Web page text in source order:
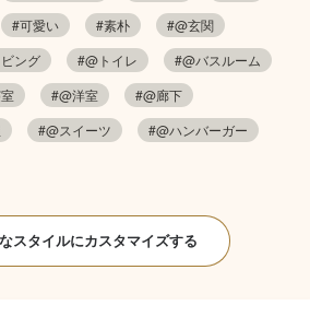
#可愛い #素朴
#@玄関
ング #@トイレ
#@バスルーム
#@洋室
#@廊下
#@スイーツ
#@ハンバーガー
スタイルにカスタマイズする